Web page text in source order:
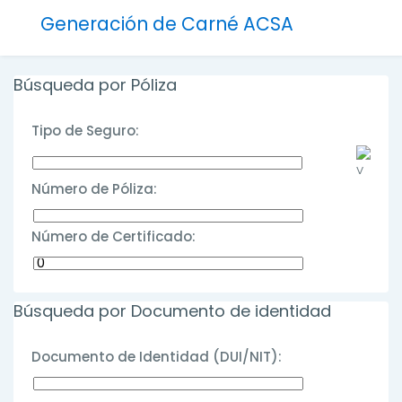
Generación de Carné ACSA
Búsqueda por Póliza
Tipo de Seguro:
Número de Póliza:
Número de Certificado:
Búsqueda por Documento de identidad
Documento de Identidad (DUI/NIT):